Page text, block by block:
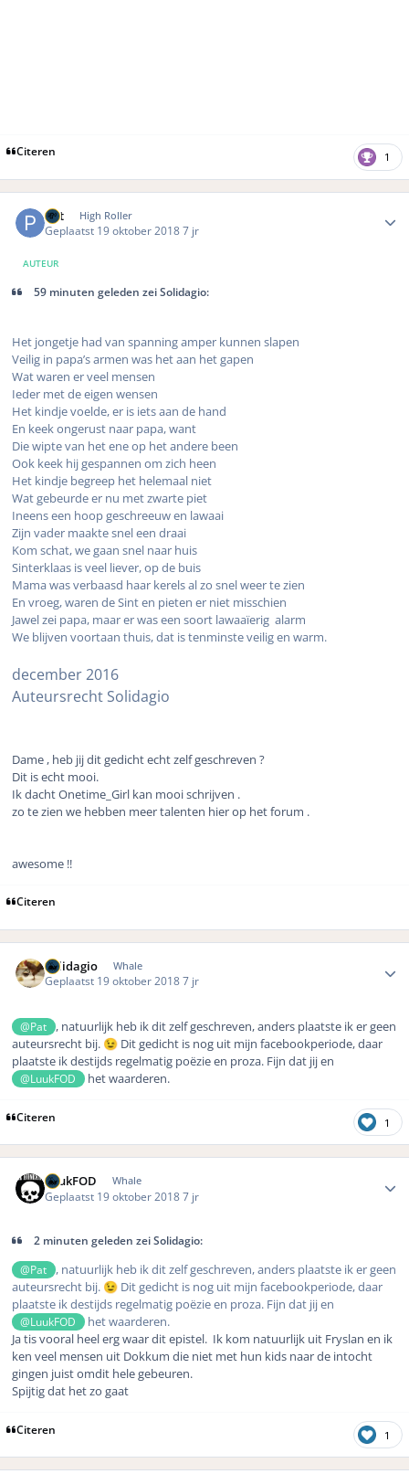
Citeren 1
Pat High Roller
Geplaatst 19 oktober 20187 jr
AUTEUR
59 minuten geleden zei Solidagio:
Het jongetje had van spanning amper kunnen slapen
Veilig in papa’s armen was het aan het gapen
Wat waren er veel mensen
Ieder met de eigen wensen
Het kindje voelde, er is iets aan de hand
En keek ongerust naar papa, want
Die wipte van het ene op het andere been
Ook keek hij gespannen om zich heen
Het kindje begreep het helemaal niet
Wat gebeurde er nu met zwarte piet
Ineens een hoop geschreeuw en lawaai
Zijn vader maakte snel een draai
Kom schat, we gaan snel naar huis
Sinterklaas is veel liever, op de buis
Mama was verbaasd haar kerels al zo snel weer te zien
En vroeg, waren de Sint en pieten er niet misschien
Jawel zei papa, maar er was een soort lawaaïerig alarm
We blijven voortaan thuis, dat is tenminste veilig en warm.
december 2016
Auteursrecht Solidagio
Dame , heb jij dit gedicht echt zelf geschreven ?
Dit is echt mooi.
Ik dacht Onetime_Girl kan mooi schrijven .
zo te zien we hebben meer talenten hier op het forum .
awesome !!
Citeren
Solidagio Whale
Geplaatst 19 oktober 20187 jr
@Pat
, natuurlijk heb ik dit zelf geschreven, anders plaatste ik er geen
auteursrecht bij. 😉 Dit gedicht is nog uit mijn facebookperiode, daar
plaatste ik destijds regelmatig poëzie en proza. Fijn dat jij en
@LuukFOD het waarderen.
Citeren 1
LuukFOD Whale
Geplaatst 19 oktober 20187 jr
2 minuten geleden zei Solidagio:
@Pat
, natuurlijk heb ik dit zelf geschreven, anders plaatste ik er geen
auteursrecht bij. 😉 Dit gedicht is nog uit mijn facebookperiode, daar
plaatste ik destijds regelmatig poëzie en proza. Fijn dat jij en
@LuukFOD
het waarderen.
Ja tis vooral heel erg waar dit epistel. Ik kom natuurlijk uit Fryslan en ik
ken veel mensen uit Dokkum die niet met hun kids naar de intocht
gingen juist omdit hele gebeuren.
Spijtig dat het zo gaat
Citeren 1